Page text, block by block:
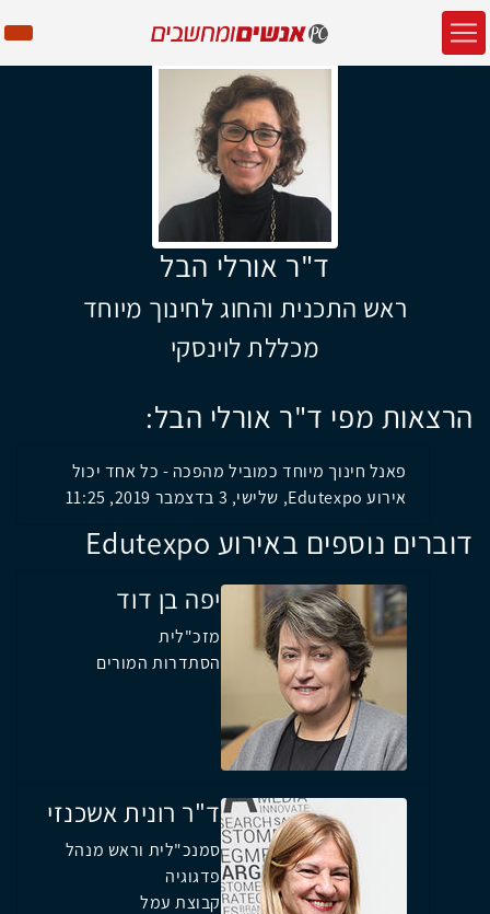
ד"ר אורלי הבל
ראש התכנית והחוג לחינוך מיוחד
מכללת לוינסקי
הרצאות מפי ד"ר אורלי הבל:
פאנל חינוך מיוחד כמוביל מהפכה - כל אחד יכול
אירוע Edutexpo, שלישי, 3 בדצמבר 2019, 11:25
דוברים נוספים באירוע Edutexpo
יפה בן דוד
מזכ"לית
הסתדרות המורים
ד"ר רונית אשכנזי
סמנכ"לית וראש מנהל
פדגוגיה
קבוצת עמל